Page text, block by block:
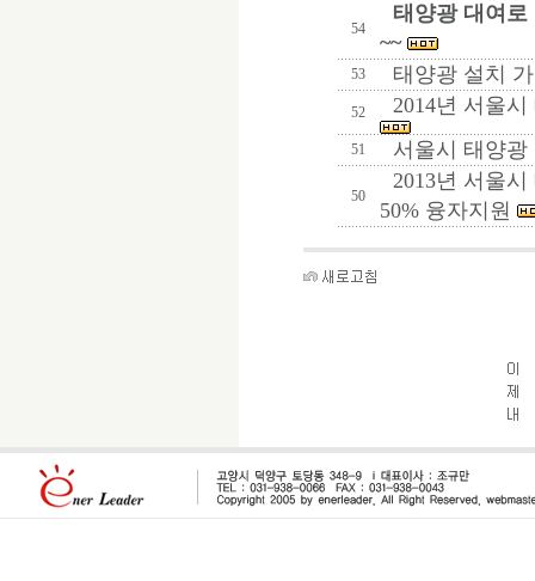
54
태양광 대여
~~
53 태양광 설치
52 2014년 서울
51 서울시 태양
50
2013년 서울
50% 융자지원